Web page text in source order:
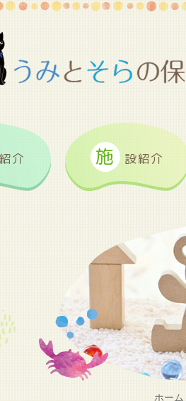
介 施 設紹介
ホーム